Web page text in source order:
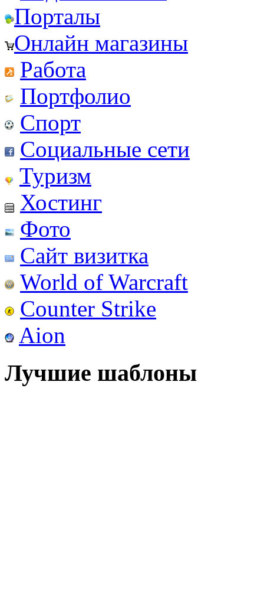
Порталы
Онлайн магазины
Работа
Портфолио
Спорт
Социальные сети
Туризм
Хостинг
Фото
Сайт визитка
World of Warcraft
Counter Strike
Aion
Лучшие шаблоны